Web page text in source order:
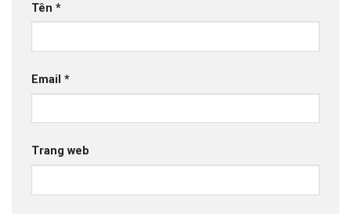
Tên *
Email *
Trang web